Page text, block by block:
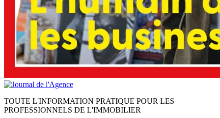
TOUTE L'INFORMATION PRATIQUE POUR LES
PROFESSIONNELS DE L'IMMOBILIER